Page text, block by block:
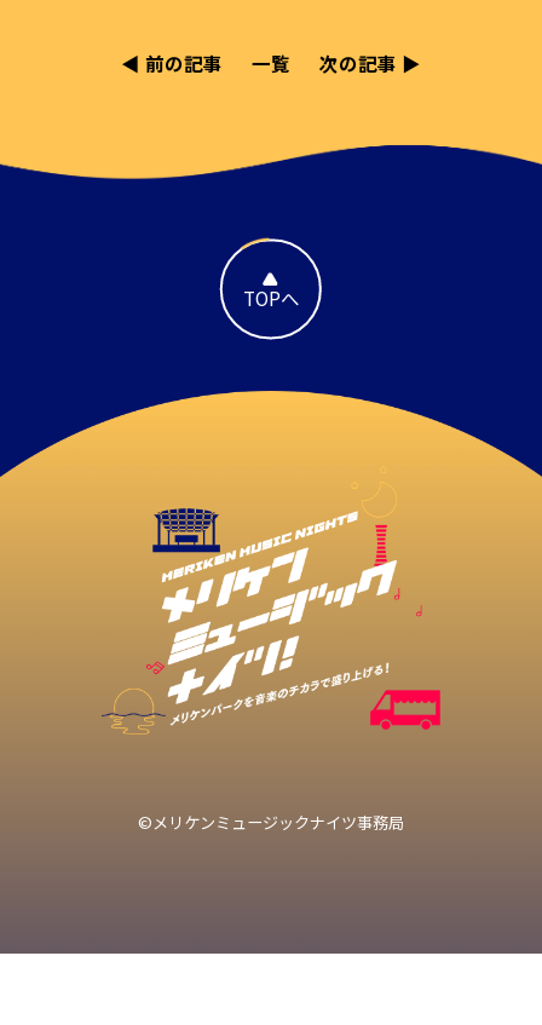
◀︎ 前の記事 一覧 次の記事 ▶︎
©メリケンミュージックナイツ事務局
TOPへ